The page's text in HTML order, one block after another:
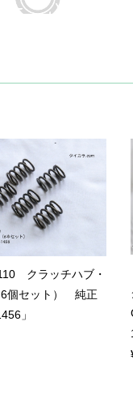
クラッチハブ・
6個セット） 純正
」